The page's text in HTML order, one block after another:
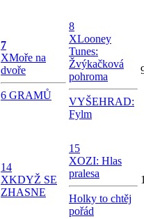
7
XMoře na
dvoře
6 GRAMŮ
8
XLooney
Tunes:
Žvýkačková
pohroma
VYŠEHRAD:
Fylm
14
XKDYŽ SE
ZHASNE
15
XOZI: Hlas
pralesa
Holky to chtěj
pořád